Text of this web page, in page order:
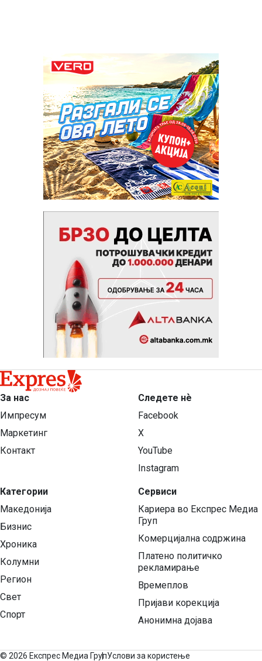
За нас
Импресум
Маркетинг
Контакт
Категории
Македонија
Бизнис
Хроника
Колумни
Регион
Свет
Спорт
Следете нѐ
Facebook
X
YouTube
Instagram
Сервиси
Кариера во Експрес Медиа
Груп
Комерцијална содржина
Платено политичко
рекламирање
Времеплов
Пријави корекција
Анонимна дојава
© 2026 Експрес Медиа ГрупУслови за користење